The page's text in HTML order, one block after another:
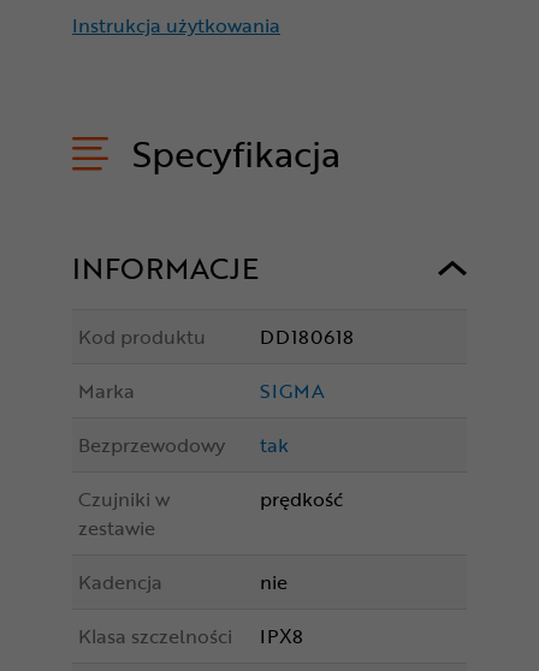
Instrukcja użytkowania
Specyfikacja
INFORMACJE
Kod produktu
DD180618
Marka
SIGMA
Bezprzewodowy
tak
Czujniki w
zestawie
prędkość
Kadencja
nie
Klasa szczelności
IPX8